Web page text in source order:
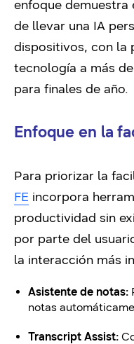
enfoque
de llevar una IA
dispositivos, con la
tecnología a más
para finales de año.
Enfoque en la
Para priorizar la
FE incorpora
productividad sin
por parte del
la interacción más
Asistente de notas:
notas
Transcript Assist: